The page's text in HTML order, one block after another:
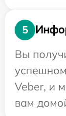
5
Вы
Veber, и
вам